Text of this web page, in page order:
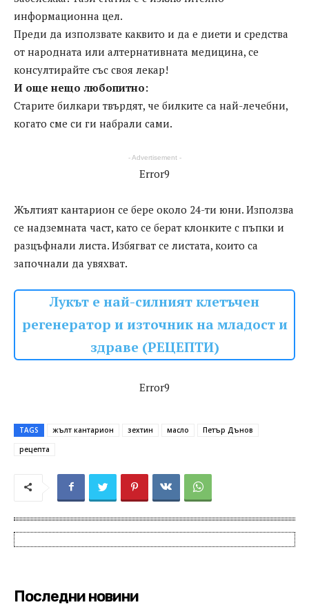
информационна цел.
Преди да използвате каквито и да е диети и средства
от народната или алтернативната медицина, се
консултирайте със своя лекар!
И още нещо любопитно:
Старите билкари твърдят, че билките са най-лечебни,
когато сме си ги набрали сами.
- Advertisement -
Error9
Жълтият кантарион се бере около 24-ти юни. Използва
се надземната част, като се берат клонките с пъпки и
разцъфнали листа. Избягват се листата, които са
започнали да увяхват.
Лукът е най-силният клетъчен
регенератор и източник на младост и
здраве (РЕЦЕПТИ)
Error9
TAGS жълт кантарион зехтин масло
Петър Дънов
рецепта
Последни новини